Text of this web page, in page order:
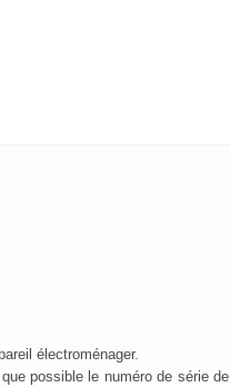
électroménager.
possible le numéro de série de